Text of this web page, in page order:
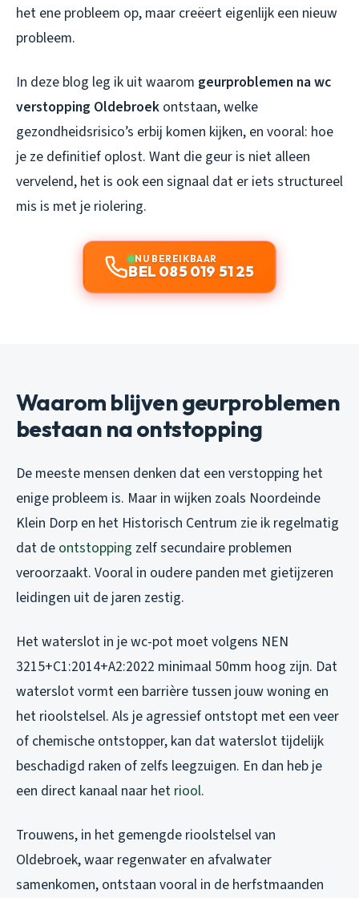
het ene probleem op, maar creëert eigenlijk een nieuw
probleem.
In deze blog leg ik uit waarom geurproblemen na wc
verstopping Oldebroek ontstaan, welke
gezondheidsrisico’s erbij komen kijken, en vooral: hoe
je ze definitief oplost. Want die geur is niet alleen
vervelend, het is ook een signaal dat er iets structureel
mis is met je riolering.
NU BEREIKBAAR
BEL 085 019 51 25
Waarom blijven geurproblemen
bestaan na ontstopping
De meeste mensen denken dat een verstopping het
enige probleem is. Maar in wijken zoals Noordeinde
Klein Dorp en het Historisch Centrum zie ik regelmatig
dat de ontstopping zelf secundaire problemen
veroorzaakt. Vooral in oudere panden met gietijzeren
leidingen uit de jaren zestig.
Het waterslot in je wc-pot moet volgens NEN
3215+C1:2014+A2:2022 minimaal 50mm hoog zijn. Dat
waterslot vormt een barrière tussen jouw woning en
het rioolstelsel. Als je agressief ontstopt met een veer
of chemische ontstopper, kan dat waterslot tijdelijk
beschadigd raken of zelfs leegzuigen. En dan heb je
een direct kanaal naar het riool.
Trouwens, in het gemengde rioolstelsel van
Oldebroek, waar regenwater en afvalwater
samenkomen, ontstaan vooral in de herfstmaanden